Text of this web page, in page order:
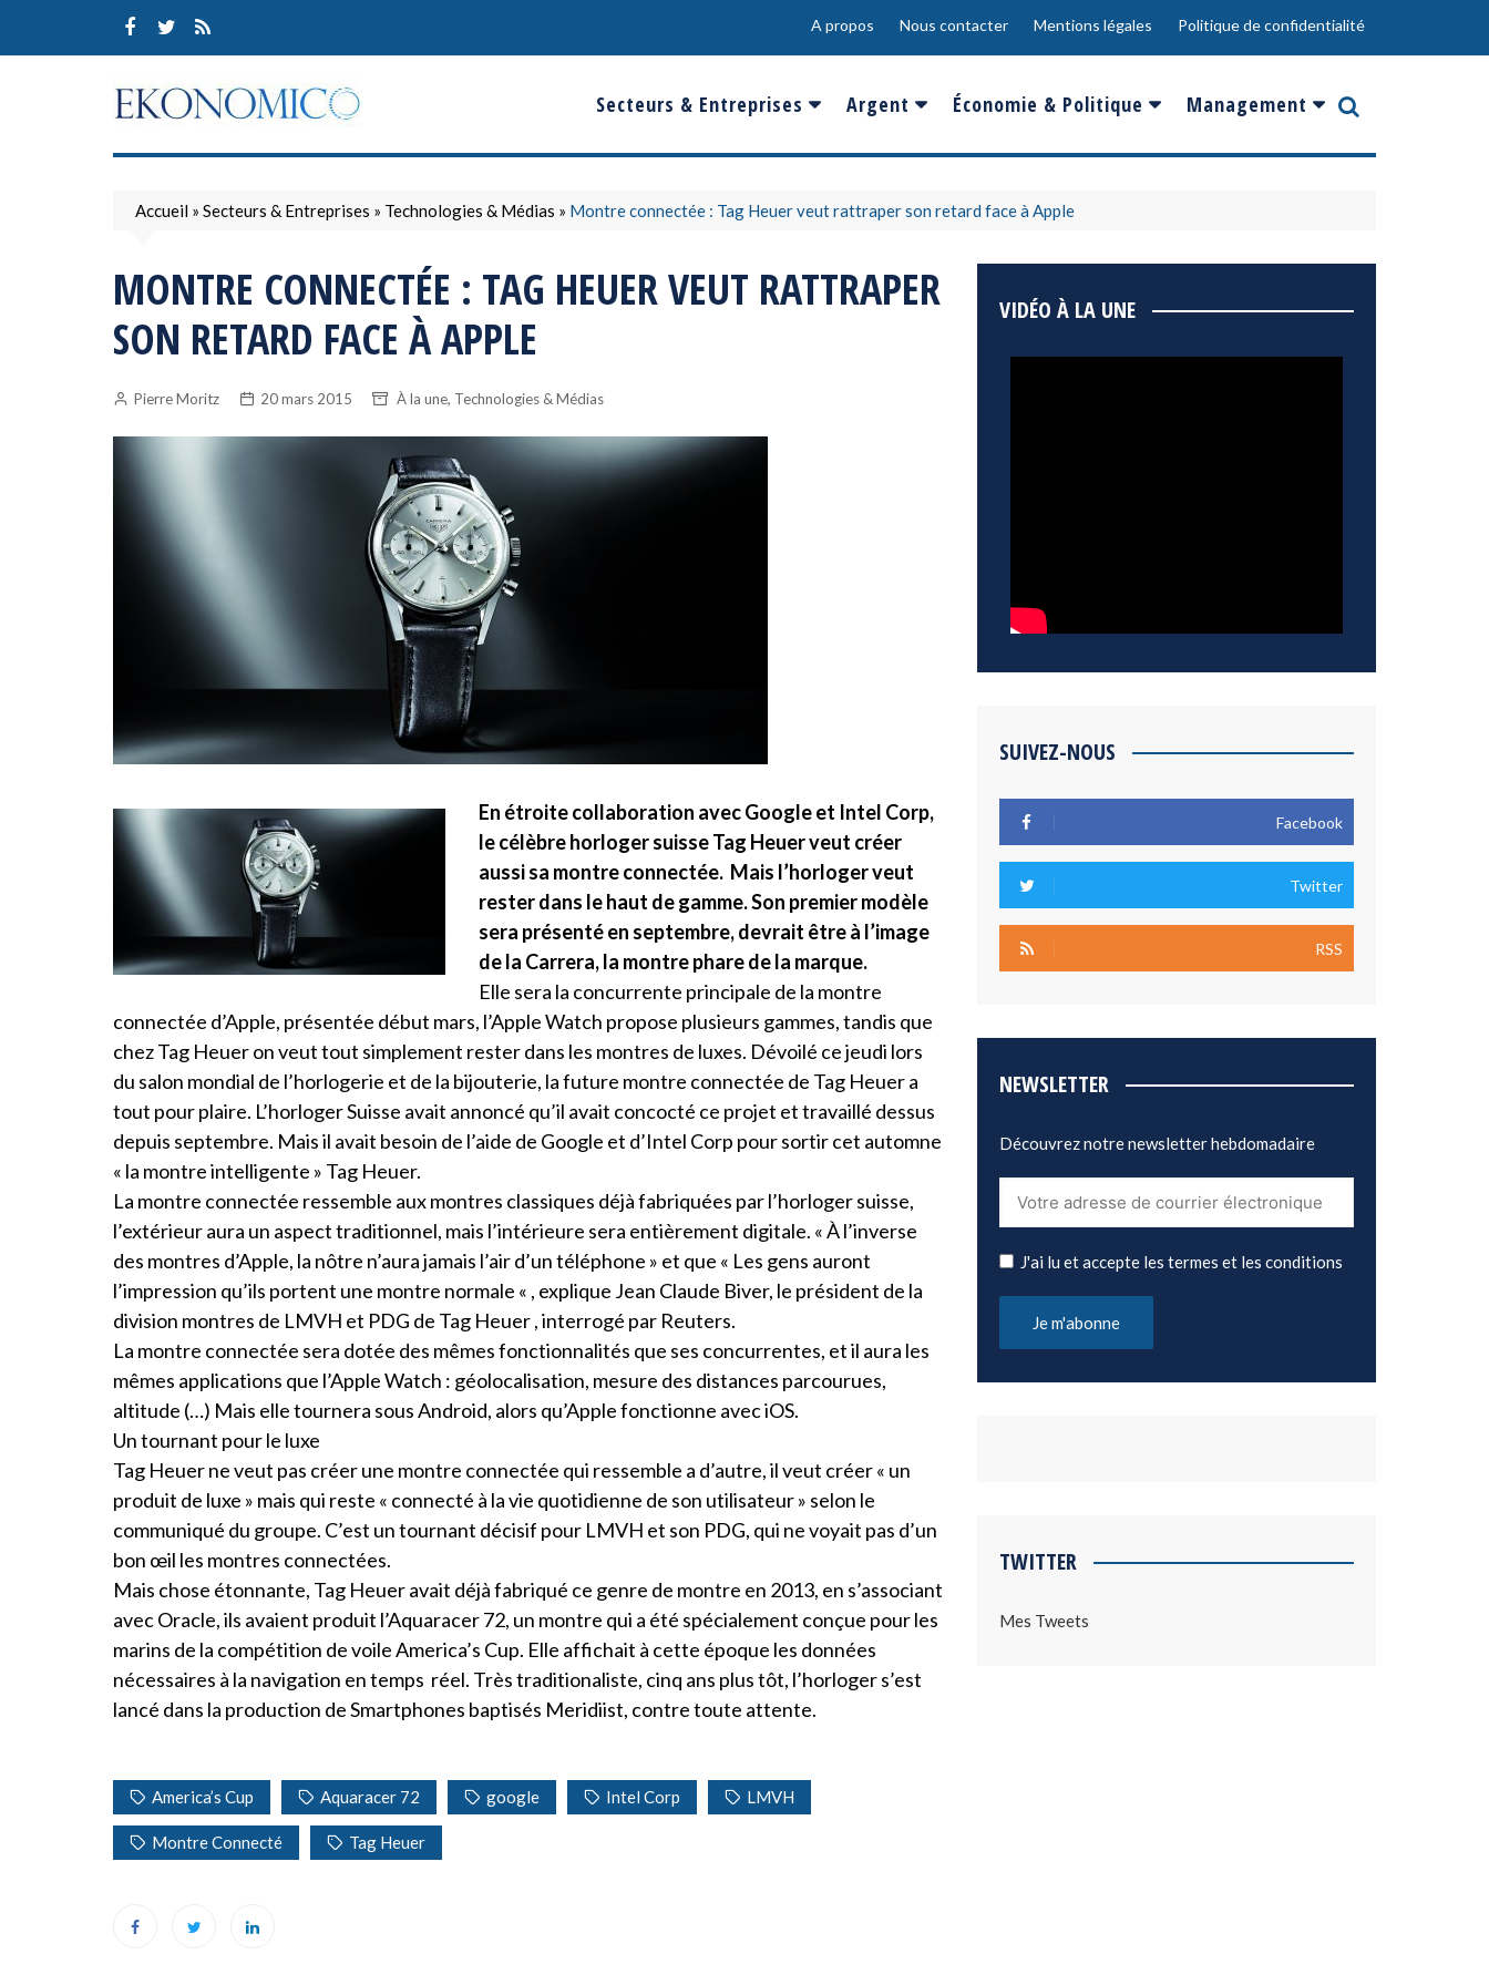
content
A propos Nous contacter Mentions légales Politique de confidentialité
Secteurs & Entreprises
Banques & Finances
Conso & Distrib
Environnement
Argent
Salaire
Sport
Epargne & Placements
Économie & Politique
France
Europe
Management
Innovation
Accueil » Secteurs & Entreprises » Technologies & Médias » Montre connectée : Tag Heuer veut rattraper son retard face à Apple
MONTRE CONNECTÉE : TAG HEUER VEUT RATTRAPER
SON RETARD FACE À APPLE
Pierre Moritz 20 mars 2015 À la une, Technologies & Médias
En étroite collaboration avec Google et Intel Corp,
le célèbre horloger suisse Tag Heuer veut créer
aussi sa montre connectée. Mais l’horloger veut
rester dans le haut de gamme. Son premier modèle
sera présenté en septembre, devrait être à l’image
de la Carrera, la montre phare de la marque.
Elle sera la concurrente principale de la montre
connectée d’Apple, présentée début mars, l’Apple Watch propose plusieurs gammes, tandis que
chez Tag Heuer on veut tout simplement rester dans les montres de luxes. Dévoilé ce jeudi lors
du salon mondial de l’horlogerie et de la bijouterie, la future montre connectée de Tag Heuer a
tout pour plaire. L’horloger Suisse avait annoncé qu’il avait concocté ce projet et travaillé dessus
depuis septembre. Mais il avait besoin de l’aide de Google et d’Intel Corp pour sortir cet automne
« la montre intelligente » Tag Heuer.
La montre connectée ressemble aux montres classiques déjà fabriquées par l’horloger suisse,
l’extérieur aura un aspect traditionnel, mais l’intérieure sera entièrement digitale. « À l’inverse
des montres d’Apple, la nôtre n’aura jamais l’air d’un téléphone » et que « Les gens auront
l’impression qu’ils portent une montre normale « , explique Jean Claude Biver, le président de la
division montres de LMVH et PDG de Tag Heuer , interrogé par Reuters.
La montre connectée sera dotée des mêmes fonctionnalités que ses concurrentes, et il aura les
mêmes applications que l’Apple Watch : géolocalisation, mesure des distances parcourues,
altitude (…) Mais elle tournera sous Android, alors qu’Apple fonctionne avec iOS.
Un tournant pour le luxe
Tag Heuer ne veut pas créer une montre connectée qui ressemble a d’autre, il veut créer « un
produit de luxe » mais qui reste « connecté à la vie quotidienne de son utilisateur » selon le
communiqué du groupe. C’est un tournant décisif pour LMVH et son PDG, qui ne voyait pas d’un
bon œil les montres connectées.
Mais chose étonnante, Tag Heuer avait déjà fabriqué ce genre de montre en 2013, en s’associant
avec Oracle, ils avaient produit l’Aquaracer 72, un montre qui a été spécialement conçue pour les
marins de la compétition de voile America’s Cup. Elle affichait à cette époque les données
nécessaires à la navigation en temps réel. Très traditionaliste, cinq ans plus tôt, l’horloger s’est
lancé dans la production de Smartphones baptisés Meridiist, contre toute attente.
America’s Cup Aquaracer 72 google Intel Corp LMVH
Montre Connecté Tag Heuer
VIDÉO À LA UNE
SUIVEZ-NOUS
Facebook
Twitter
RSS
NEWSLETTER
Découvrez notre newsletter hebdomadaire
J'ai lu et accepte les termes et les conditions
TWITTER
Mes Tweets